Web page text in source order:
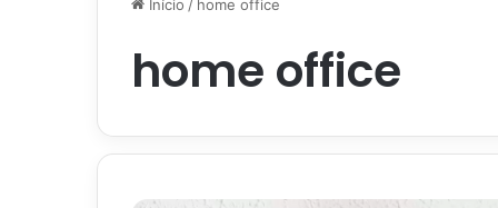
Início / home office
home office